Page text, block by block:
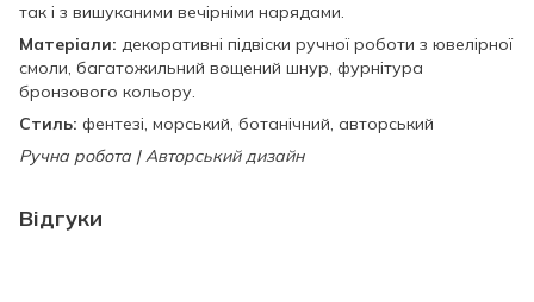
так і з вишуканими вечірніми нарядами.
Матеріали: декоративні підвіски ручної роботи з ювелірної
смоли, багатожильний вощений шнур, фурнітура
бронзового кольору.
Стиль: фентезі, морський, ботанічний, авторський
Ручна робота | Авторський дизайн
Відгуки